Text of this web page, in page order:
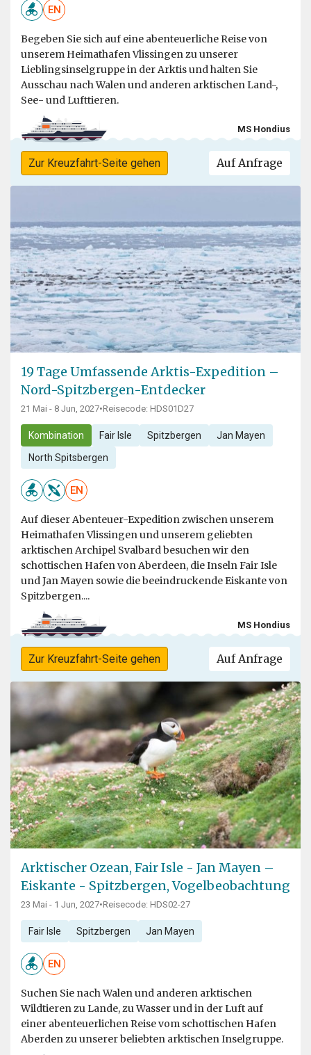
EN
Begeben Sie sich auf eine abenteuerliche Reise von
unserem Heimathafen Vlissingen zu unserer
Lieblingsinselgruppe in der Arktis und halten Sie
Ausschau nach Walen und anderen arktischen Land-,
See- und Lufttieren.
MS Hondius
Zur Kreuzfahrt-Seite gehen Auf Anfrage
19 Tage Umfassende Arktis-Expedition –
Nord-Spitzbergen-Entdecker
21 Mai - 8 Jun, 2027•Reisecode: HDS01D27
Kombination Fair Isle Spitzbergen Jan Mayen
North Spitsbergen
EN
Auf dieser Abenteuer-Expedition zwischen unserem
Heimathafen Vlissingen und unserem geliebten
arktischen Archipel Svalbard besuchen wir den
schottischen Hafen von Aberdeen, die Inseln Fair Isle
und Jan Mayen sowie die beeindruckende Eiskante von
Spitzbergen....
MS Hondius
Zur Kreuzfahrt-Seite gehen Auf Anfrage
Arktischer Ozean, Fair Isle - Jan Mayen –
Eiskante - Spitzbergen, Vogelbeobachtung
23 Mai - 1 Jun, 2027•Reisecode: HDS02-27
Fair Isle Spitzbergen Jan Mayen
EN
Suchen Sie nach Walen und anderen arktischen
Wildtieren zu Lande, zu Wasser und in der Luft auf
einer abenteuerlichen Reise vom schottischen Hafen
Aberden zu unserer beliebten arktischen Inselgruppe.